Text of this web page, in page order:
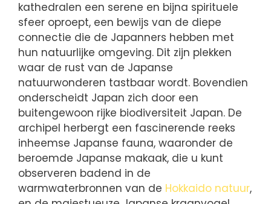
kathedralen een serene en bijna spirituele
sfeer oproept, een bewijs van de diepe
connectie die de Japanners hebben met
hun natuurlijke omgeving. Dit zijn plekken
waar de rust van de Japanse
natuurwonderen tastbaar wordt. Bovendien
onderscheidt Japan zich door een
buitengewoon rijke biodiversiteit Japan. De
archipel herbergt een fascinerende reeks
inheemse Japanse fauna, waaronder de
beroemde Japanse makaak, die u kunt
observeren badend in de
warmwaterbronnen van de Hokkaido natuur,